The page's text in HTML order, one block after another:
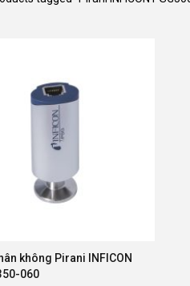
không Pirani INFICON
060